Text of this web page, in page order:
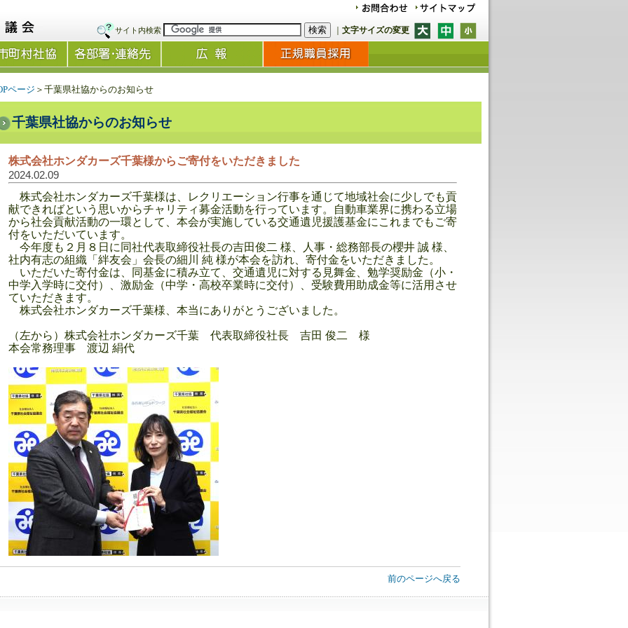
サイト内検索 文字サイズの変更
ページ ＞千葉県社協からのお知らせ
千葉県社協からのお知らせ
株式会社ホンダカーズ千葉様からご寄付をいただきました
2024.02.09
株式会社ホンダカーズ千葉様は、レクリエーション行事を通じて地域社会に少しでも貢
献できればという思いからチャリティ募金活動を行っています。自動車業界に携わる立場
から社会貢献活動の一環として、本会が実施している交通遺児援護基金にこれまでもご寄
付をいただいています。
今年度も２月８日に同社代表取締役社長の吉田俊二 様、人事・総務部長の櫻井 誠 様、
社内有志の組織「絆友会」会長の細川 純 様が本会を訪れ、寄付金をいただきました。
いただいた寄付金は、同基金に積み立て、交通遺児に対する見舞金、勉学奨励金（小・
中学入学時に交付）、激励金（中学・高校卒業時に交付）、受験費用助成金等に活用させ
ていただきます。
株式会社ホンダカーズ千葉様、本当にありがとうございました。
（左から）株式会社ホンダカーズ千葉 代表取締役社長 吉田 俊二 様
本会常務理事 渡辺 絹代
前のページへ戻る